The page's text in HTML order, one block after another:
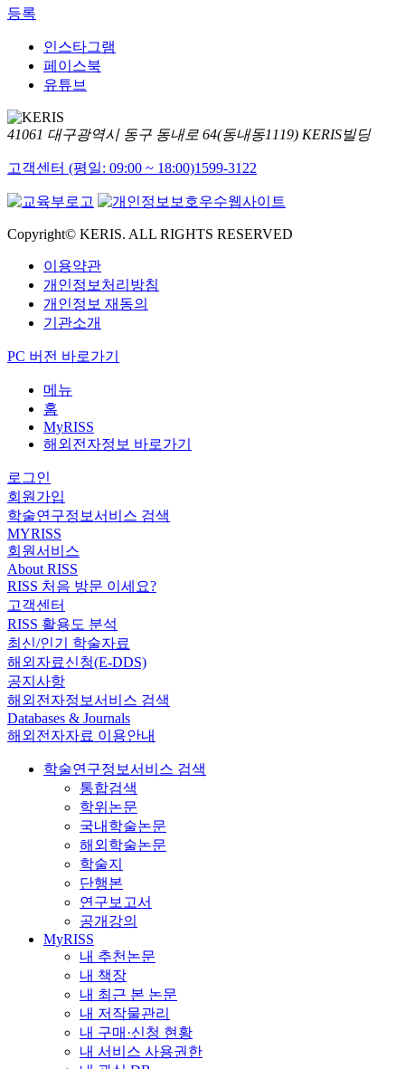
등록
인스타그램
페이스북
유튜브
41061 대구광역시 동구 동내로 64(동내동1119) KERIS빌딩
고객센터 (평일: 09:00 ~ 18:00)1599-3122
Copyright© KERIS. ALL RIGHTS RESERVED
이용약관
개인정보처리방침
개인정보 재동의
기관소개
PC 버전 바로가기
메뉴
홈
MyRISS
해외전자정보 바로가기
로그인
회원가입
학술연구정보서비스 검색
MYRISS
회원서비스
About RISS
RISS 처음 방문 이세요?
고객센터
RISS 활용도 분석
최신/인기 학술자료
해외자료신청(E-DDS)
공지사항
해외전자정보서비스 검색
Databases & Journals
해외전자자료 이용안내
학술연구정보서비스 검색
통합검색
학위논문
국내학술논문
해외학술논문
학술지
단행본
연구보고서
공개강의
MyRISS
내 추천논문
내 책장
내 최근 본 논문
내 저작물관리
내 구매·신청 현황
내 서비스 사용권한